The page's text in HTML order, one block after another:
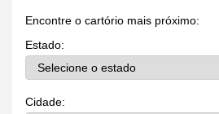
Encontre o cartório mais próximo:
Estado:
Cidade: